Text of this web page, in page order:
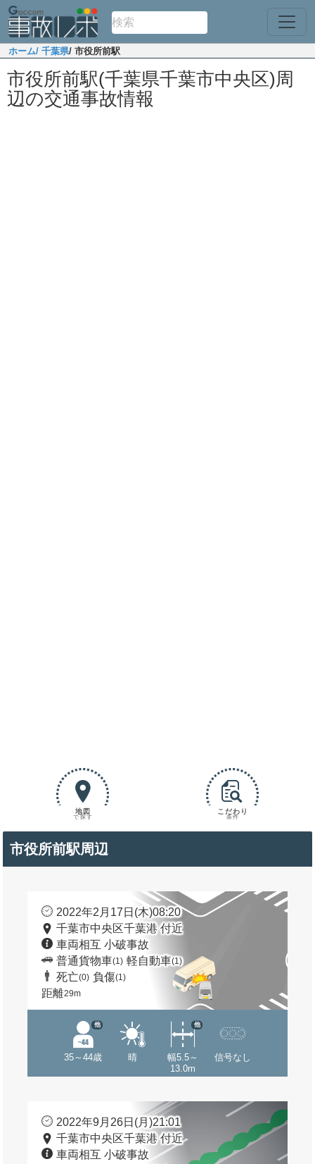
ホーム/ 千葉県/ 市役所前駅
市役所前駅(千葉県千葉市中央区)周
辺の交通事故情報
地図
で探す
こだわり
条件
市役所前駅周辺
2022年2月17日(木)08:20
千葉市中央区千葉港 付近
車両相互 小破事故
普通貨物車(1) 軽自動車(1)
死亡(0) 負傷(1)
距離29m
35～44歳
他
晴
幅5.5～
13.0m
他
信号なし
2022年9月26日(月)21:01
千葉市中央区千葉港 付近
車両相互 小破事故